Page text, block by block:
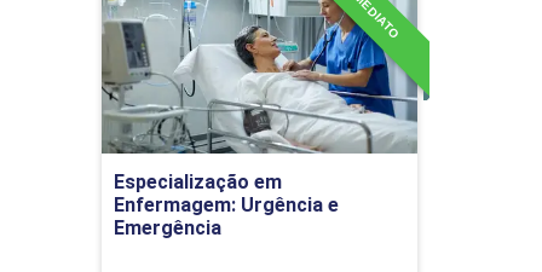
Acidentes na Infância
Especialização em
Enfermagem: Urgência e
Emergência
Emergência
Detalhes do curso